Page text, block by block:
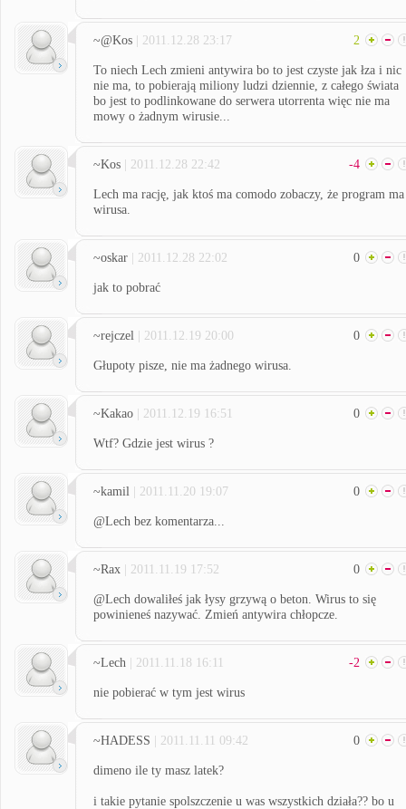
~@Kos | 2011.12.28 23:17 2
To niech Lech zmieni antywira bo to jest czyste jak łza i nic
nie ma, to pobierają miliony ludzi dziennie, z całego świata
bo jest to podlinkowane do serwera utorrenta więc nie ma
mowy o żadnym wirusie...
~Kos | 2011.12.28 22:42 -4
Lech ma rację, jak ktoś ma comodo zobaczy, że program ma
wirusa.
~oskar | 2011.12.28 22:02 0
jak to pobrać
~rejczel | 2011.12.19 20:00 0
Głupoty pisze, nie ma żadnego wirusa.
~Kakao | 2011.12.19 16:51 0
Wtf? Gdzie jest wirus ?
~kamil | 2011.11.20 19:07 0
@Lech bez komentarza...
~Rax | 2011.11.19 17:52 0
@Lech dowaliłeś jak łysy grzywą o beton. Wirus to się
powinieneś nazywać. Zmień antywira chłopcze.
~Lech | 2011.11.18 16:11 -2
nie pobierać w tym jest wirus
~HADESS | 2011.11.11 09:42 0
dimeno ile ty masz latek?
i takie pytanie spolszczenie u was wszystkich działa?? bo u